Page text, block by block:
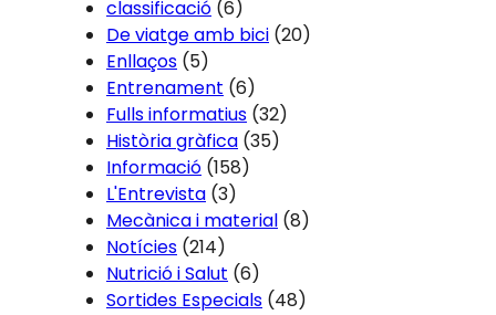
classificació (6)
De viatge amb bici (20)
Enllaços (5)
Entrenament (6)
Fulls informatius (32)
Història gràfica (35)
Informació (158)
L'Entrevista (3)
Mecànica i material (8)
Notícies (214)
Nutrició i Salut (6)
Sortides Especials (48)